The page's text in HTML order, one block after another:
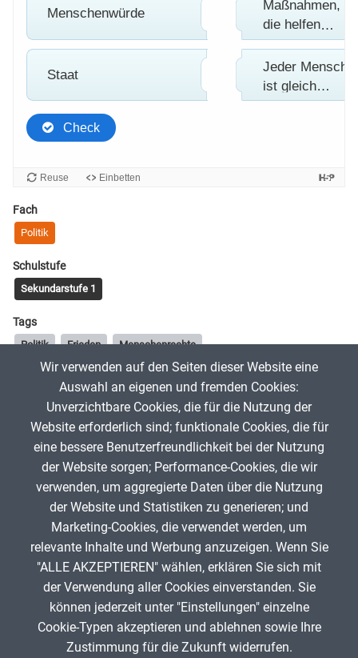
Fach
Politik
Schulstufe
Sekundarstufe 1
Tags
Politik Frieden Menschenrechte
Diese App wurde mit Unterstützung Künstlicher Intelligenz (KI)
13. Juni 2026
App melden
ANZEIGE
Spenden
Wir verwenden auf den Seiten dieser Website eine
Auswahl an eigenen und fremden Cookies:
Unverzichtbare Cookies, die für die Nutzung der
Website erforderlich sind; funktionale Cookies, die für
eine bessere Benutzerfreundlichkeit bei der Nutzung
der Website sorgen; Performance-Cookies, die wir
verwenden, um aggregierte Daten über die Nutzung
der Website und Statistiken zu generieren; und
Marketing-Cookies, die verwendet werden, um
relevante Inhalte und Werbung anzuzeigen. Wenn Sie
"ALLE AKZEPTIEREN" wählen, erklären Sie sich mit
der Verwendung aller Cookies einverstanden. Sie
können jederzeit unter "Einstellungen" einzelne
Cookie-Typen akzeptieren und ablehnen sowie Ihre
Zustimmung für die Zukunft widerrufen.